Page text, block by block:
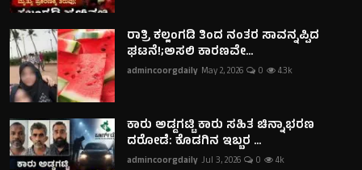
ರಾತ್ರಿ ಕಲ್ಲಂಗಡಿ ತಿಂದ ನಂತರ ಸಾವನ್ನಪ್ಪಿದ
ಘಟನೆ!;ಅಸಲಿ ಕಾರಣವೇ...
admincoorgdaily May 2, 2026 0 4.3k
ಕಾರು ಅಡ್ಡಗಟ್ಟಿ ಕಾರು ಸಹಿತ ಚಿನ್ನಾಭರಣ
ದರೋಡೆ: ಕೊಡಗಿನ ಇಬ್ಬರ ...
admincoorgdaily Jul 3, 2026 0 4k